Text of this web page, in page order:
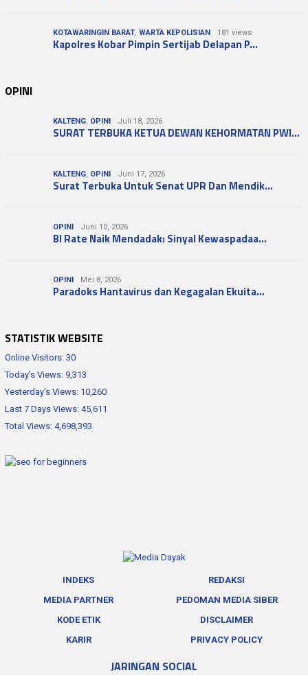
KOTAWARINGIN BARAT WARTA KEPOLISIAN 181 views
Kapolres Kobar Pimpin Sertijab Delapan P…
OPINI
KALTENG OPINI Juli 18, 2026
SURAT TERBUKA KETUA DEWAN KEHORMATAN PWI…
KALTENG OPINI Juni 17, 2026
Surat Terbuka Untuk Senat UPR Dan Mendik…
OPINI Juni 10, 2026
BI Rate Naik Mendadak: Sinyal Kewaspadaa…
OPINI Mei 8, 2026
Paradoks Hantavirus dan Kegagalan Ekuita…
STATISTIK WEBSITE
Online Visitors: 30
Today's Views: 9,313
Yesterday's Views: 10,260
Last 7 Days Views: 45,611
Total Views: 4,698,393
INDEKS
REDAKSI
MEDIA PARTNER
PEDOMAN MEDIA SIBER
KODE ETIK
DISCLAIMER
KARIR
PRIVACY POLICY
JARINGAN SOCIAL